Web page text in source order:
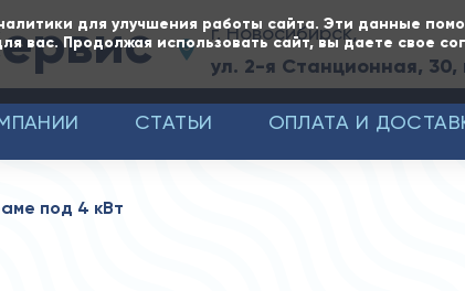
для улучшения работы сайта. Эти данные
вас. Продолжая использовать сайт, вы даете свое
г. Новосибирск,
ул. 2-я Станционная, 30,
СТАТЬИ ОПЛАТА И
под 4 кВт